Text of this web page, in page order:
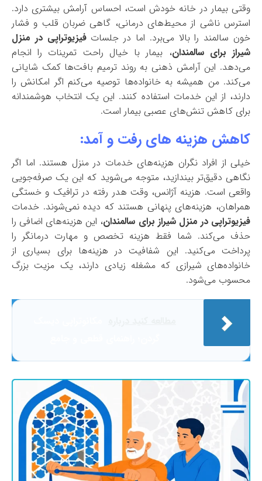
وقتی بیمار در خانه خودش است، احساس آرامش بیشتری دارد.
استرس ناشی از محیط‌های درمانی، گاهی ضربان قلب و فشار
خون سالمند را بالا می‌برد. اما در جلساتفیزیوتراپی در منزل
شیراز برای سالمندان، بیمار با خیال راحت تمرینات را انجام
می‌دهد. این آرامش ذهنی به روند ترمیم بافت‌ها کمک شایانی
می‌کند. من همیشه به خانواده‌ها توصیه می‌کنم اگر امکانش را
دارند، از این خدمات استفاده کنند. این یک انتخاب هوشمندانه
برای کاهش تنش‌های عصبی بیمار است.
کاهش هزینه‌ های رفت و آمد:
خیلی از افراد نگران هزینه‌های خدمات در منزل هستند. اما اگر
نگاهی دقیق‌تر بیندازید، متوجه می‌شوید که این یک صرفه‌جویی
واقعی است. هزینه آژانس، وقت هدر رفته در ترافیک و خستگی
همراهان، هزینه‌های پنهانی هستند که دیده نمی‌شوند. خدمات
فیزیوتراپی در منزل شیراز برای سالمندان، این هزینه‌های اضافی را
حذف می‌کند. شما فقط هزینه تخصص و مهارت درمانگر را
پرداخت می‌کنید. این شفافیت در هزینه‌ها برای بسیاری از
خانواده‌های شیرازی که مشغله زیادی دارند، یک مزیت بزرگ
محسوب می‌شود.